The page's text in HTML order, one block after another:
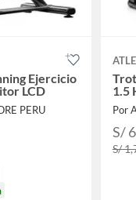
Ejercicio
LCD
PERU
1.5
Por
S/
S/